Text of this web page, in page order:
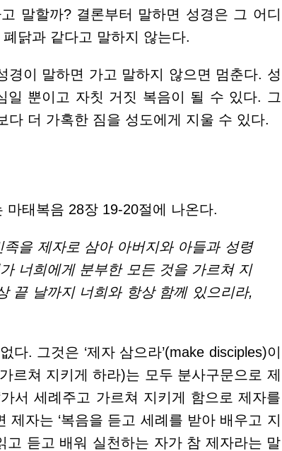
말할까? 결론부터 말하면 성경은 그 어디
닭과 같다고 말하지 않는다.
경이 말하면 가고 말하지 않으면 멈춘다. 성
일 뿐이고 자칫 거짓 복음이 될 수 있다. 그
다 더 가혹한 짐을 성도에게 지울 수 있다.
태복음 28장 19-20절에 나온다.
을 제자로 삼아 아버지와 아들과 성령
너희에게 분부한 모든 것을 가르쳐 지
끝 날까지 너희와 항상 함께 있으리라,
. 그것은 ‘제자 삼으라’(make disciples)이
르쳐 지키게 하라)는 모두 분사구문으로 제
서 세례주고 가르쳐 지키게 함으로 제자를
제자는 ‘복음을 듣고 세례를 받아 배우고 지
고 듣고 배워 실천하는 자가 참 제자라는 말